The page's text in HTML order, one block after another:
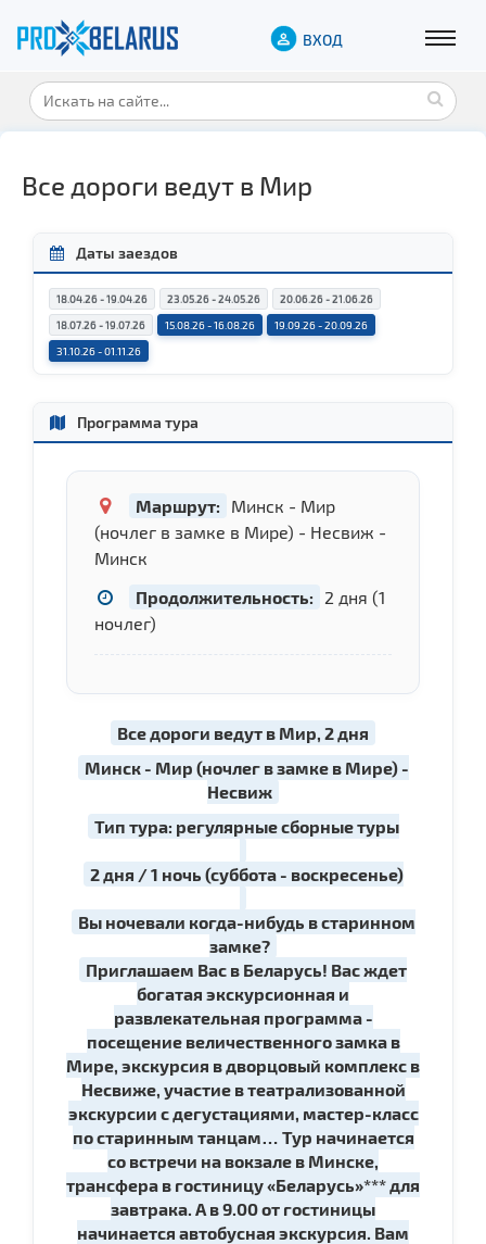
ВХОД
Все дороги ведут в Мир
Даты заездов
18.04.26 - 19.04.26 23.05.26 - 24.05.26
20.06.26 - 21.06.26
18.07.26 - 19.07.26
15.08.26 - 16.08.26
19.09.26 - 20.09.26
31.10.26 - 01.11.26
Программа тура
Маршрут:
Минск - Мир
(ночлег в замке в Мире) - Несвиж -
Минск
Продолжительность:
2 дня (1
ночлег)
Все дороги ведут в Мир, 2 дня
Минск - Мир (ночлег в замке в Мире) -
Несвиж
Тип тура: регулярные сборные туры
2 дня / 1 ночь (суббота - воскресенье)
Вы ночевали когда-нибудь в старинном
замке?
Приглашаем Вас в Беларусь! Вас ждет
богатая экскурсионная и
развлекательная программа -
посещение величественного замка в
Мире, экскурсия в дворцовый комплекс в
Несвиже, участие в театрализованной
экскурсии с дегустациями, мастер-класс
по старинным танцам… Тур начинается
со встречи на вокзале в Минске,
трансфера в гостиницу «Беларусь»*** для
завтрака. А в 9.00 от гостиницы
начинается автобусная экскурсия. Вам